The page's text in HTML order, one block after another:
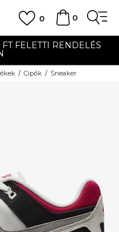
0
0
FELETTI RENDELÉS
Cipők Sneaker